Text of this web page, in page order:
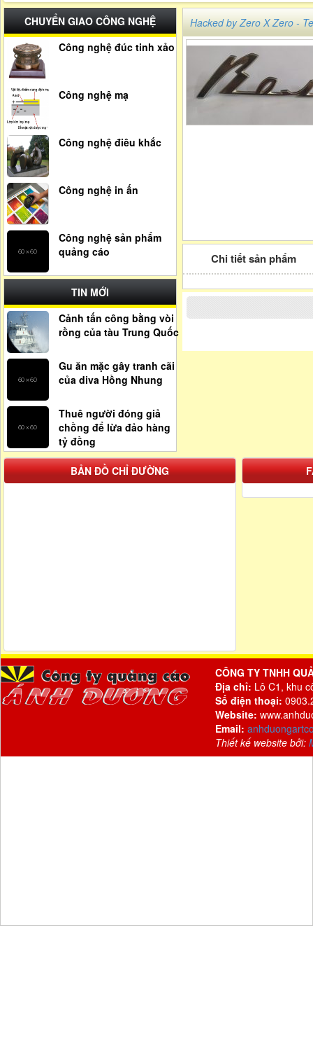
CHUYỂN GIAO CÔNG NGHỆ
Công nghệ đúc tinh xảo
Công nghệ mạ
Công nghệ điêu khắc
Công nghệ in ấn
Công nghệ sản phẩm
quảng cáo
TIN MỚI
Cảnh tấn công bằng vòi
rồng của tàu Trung Quốc
Gu ăn mặc gây tranh cãi
của diva Hồng Nhung
Thuê người đóng giả
chồng để lừa đảo hàng
tỷ đồng
Hacked by Zero X Zero -
Chi tiết sản phẩm
BẢN ĐỒ CHỈ ĐƯỜNG
CÔNG TY TNHH
Địa chỉ: Lô C1, khu
Số điện thoại:
Website:
Email:
Thiết kế website bởi: